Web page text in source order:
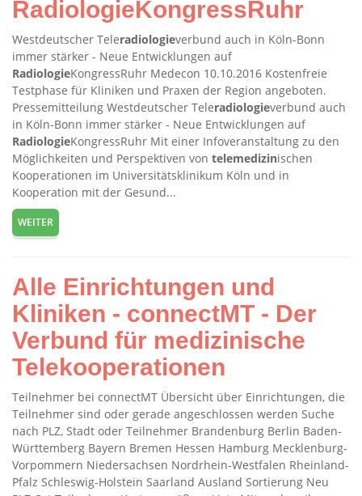
RadiologieKongressRuhr
Westdeutscher Teleradiologieverbund auch in Köln-Bonn
immer stärker - Neue Entwicklungen auf
RadiologieKongressRuhr Medecon 10.10.2016 Kostenfreie
Testphase für Kliniken und Praxen der Region angeboten.
Pressemitteilung Westdeutscher Teleradiologieverbund auch
in Köln-Bonn immer stärker - Neue Entwicklungen auf
RadiologieKongressRuhr Mit einer Infoveranstaltung zu den
Möglichkeiten und Perspektiven von telemedizinischen
Kooperationen im Universitätsklinikum Köln und in
Kooperation mit der Gesund...
WEITER
Alle Einrichtungen und
Kliniken - connectMT - Der
Verbund für medizinische
Telekooperationen
Teilnehmer bei connectMT Übersicht über Einrichtungen, die
Teilnehmer sind oder gerade angeschlossen werden Suche
nach PLZ, Stadt oder Teilnehmer Brandenburg Berlin Baden-
Württemberg Bayern Bremen Hessen Hamburg Mecklenburg-
Vorpommern Niedersachsen Nordrhein-Westfalen Rheinland-
Pfalz Schleswig-Holstein Saarland Ausland Sortierung Neu